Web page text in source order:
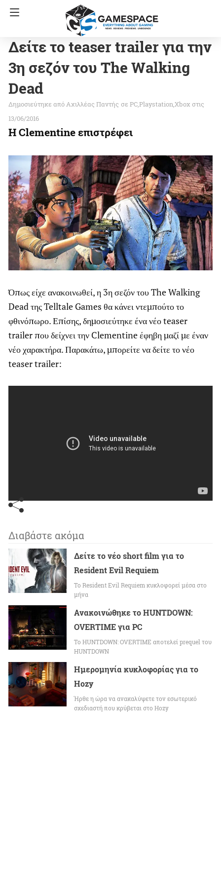
Δείτε το teaser trailer για την
3η σεζόν του The Walking
Dead
Αχιλλέας Παντής σε PCPlaystationXbox στις
13/06/2016
H Clementine επιστρέφει
Όπως είχε ανακοινωθεί, η 3η σεζόν του The Walking
Dead της Telltale Games θα κάνει ντεμπούτο το
φθινόπωρο. Επίσης, δημοσιεύτηκε ένα νέο teaser
trailer που δείχνει την Clementine έφηβη μαζί με έναν
νέο χαρακτήρα. Παρακάτω, μπορείτε να δείτε το νέο
teaser trailer:
Διαβάστε ακόμα
Δείτε το νέο short film για το
Resident Evil Requiem
To Resident Evil Requiem κυκλοφορεί μέσα στο
μήνα
Ανακοινώθηκε το HUNTDOWN:
OVERTIME για PC
Το HUNTDOWN: OVERTIME αποτελεί prequel του
HUNTDOWN
Ημερομηνία κυκλοφορίας για το
Hozy
Ήρθε η ώρα να ανακαλύψετε τον εσωτερικό
σχεδιαστή που κρύβεται στο Hozy